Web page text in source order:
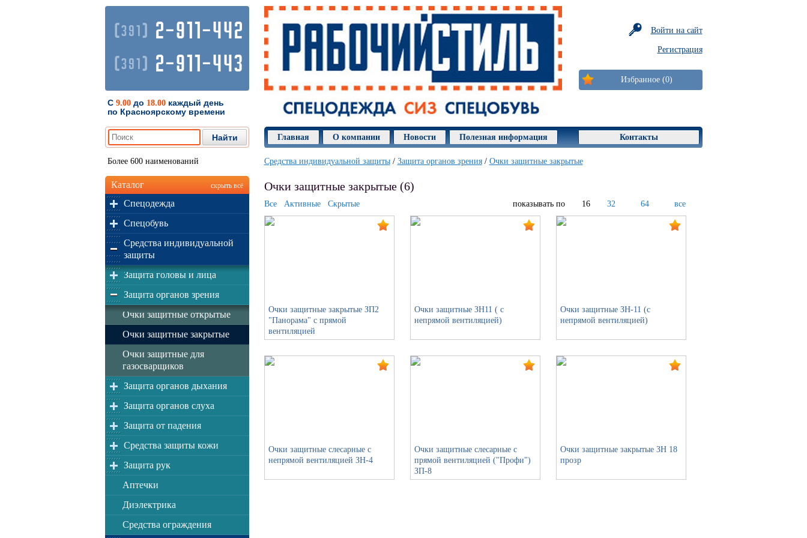
(391) 2-911-442
(391) 2-911-443
С 9.00до 18.00каждый день
по Красноярскому времени
Войти на сайт
Регистрация
Избранное (0)
Главная О компании Новости Полезная информация Контакты
Более 600 наименований
Каталог скрыть всё
Спецодежда
Спецобувь
Средства индивидуальной
защиты
Защита головы и лица
Защита органов зрения
Очки защитные открытые
Очки защитные закрытые
Очки защитные для
газосварщиков
Защита органов дыхания
Защита органов слуха
Защита от падения
Средства защиты кожи
Защита рук
Аптечки
Диэлектрика
Средства ограждения
Средства индивидуальной защиты/ Защита органов зрения/ Очки защитные закрытые
Очки защитные закрытые (6)
Все Активные Скрытые все
64
32
16
показывать по
Очки защитные закрытые ЗП2
"Панорама" с прямой
вентиляцией
Очки защитные ЗН11 ( с
непрямой вентиляцией)
Очки защитные ЗН-11 (с
непрямой вентиляцией)
Очки защитные слесарные с
непрямой вентиляцией ЗН-4
Очки защитные слесарные с
прямой вентиляцией ("Профи")
ЗП-8
Очки защитные закрытые ЗН 18
прозр